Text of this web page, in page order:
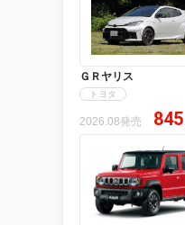
ＧＲヤリス
トヨタ
2026.08発売 845